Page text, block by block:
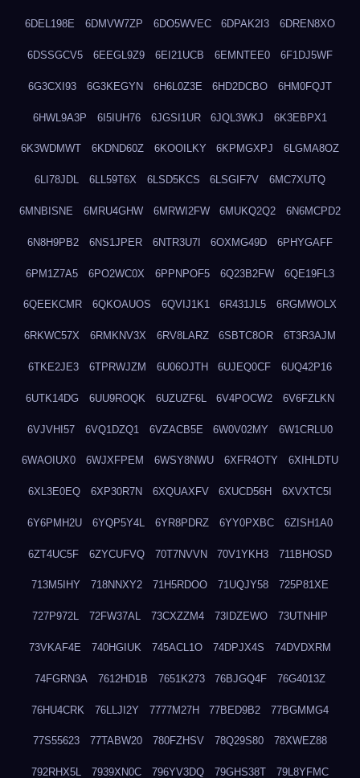
6DEL198E 6DMVW7ZP 6DO5WVEC 6DPAK2I3 6DREN8XO
6DSSGCV5 6EEGL9Z9 6EI21UCB 6EMNTEE0 6F1DJ5WF
6G3CXI93 6G3KEGYN 6H6L0Z3E 6HD2DCBO 6HM0FQJT
6HWL9A3P 6I5IUH76 6JGSI1UR 6JQL3WKJ 6K3EBPX1
6K3WDMWT 6KDND60Z 6KOOILKY 6KPMGXPJ 6LGMA8OZ
6LI78JDL 6LL59T6X 6LSD5KCS 6LSGIF7V 6MC7XUTQ
6MNBISNE 6MRU4GHW 6MRWI2FW 6MUKQ2Q2 6N6MCPD2
6N8H9PB2 6NS1JPER 6NTR3U7I 6OXMG49D 6PHYGAFF
6PM1Z7A5 6PO2WC0X 6PPNPOF5 6Q23B2FW 6QE19FL3
6QEEKCMR 6QKOAUOS 6QVIJ1K1 6R431JL5 6RGMWOLX
6RKWC57X 6RMKNV3X 6RV8LARZ 6SBTC8OR 6T3R3AJM
6TKE2JE3 6TPRWJZM 6U06OJTH 6UJEQ0CF 6UQ42P16
6UTK14DG 6UU9ROQK 6UZUZF6L 6V4POCW2 6V6FZLKN
6VJVHI57 6VQ1DZQ1 6VZACB5E 6W0V02MY 6W1CRLU0
6WAOIUX0 6WJXFPEM 6WSY8NWU 6XFR4OTY 6XIHLDTU
6XL3E0EQ 6XP30R7N 6XQUAXFV 6XUCD56H 6XVXTC5I
6Y6PMH2U 6YQP5Y4L 6YR8PDRZ 6YY0PXBC 6ZISH1A0
6ZT4UC5F 6ZYCUFVQ 70T7NVVN 70V1YKH3 711BHOSD
713M5IHY 718NNXY2 71H5RDOO 71UQJY58 725P81XE
727P972L 72FW37AL 73CXZZM4 73IDZEWO 73UTNHIP
73VKAF4E 740HGIUK 745ACL1O 74DPJX4S 74DVDXRM
74FGRN3A 7612HD1B 7651K273 76BJGQ4F 76G4013Z
76HU4CRK 76LLJI2Y 7777M27H 77BED9B2 77BGMMG4
77S55623 77TABW20 780FZHSV 78Q29S80 78XWEZ88
792RHX5L 7939XN0C 796YV3DQ 79GHS38T 79L8YFMC